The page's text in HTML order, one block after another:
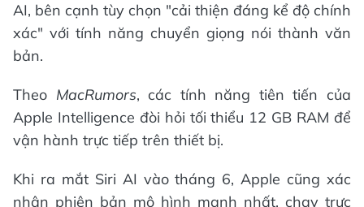
AI, bên cạnh tùy chọn "cải thiện đáng kể độ chính
xác" với tính năng chuyển giọng nói thành văn
bản.
Theo MacRumors, các tính năng tiên tiến của
Apple Intelligence đòi hỏi tối thiểu 12 GB RAM để
vận hành trực tiếp trên thiết bị.
Khi ra mắt Siri AI vào tháng 6, Apple cũng xác
nhận phiên bản mô hình mạnh nhất, chạy trực